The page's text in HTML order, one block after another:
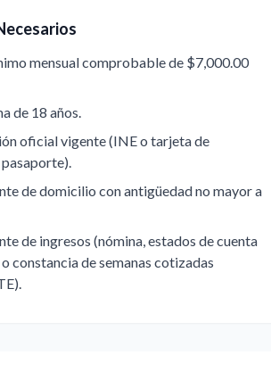
mensual comprobable de $7,000.00
de 18 años.
oficial vigente (INE o tarjeta de
de domicilio con antigüedad no mayor a
de ingresos (nómina, estados de cuenta
constancia de semanas cotizadas